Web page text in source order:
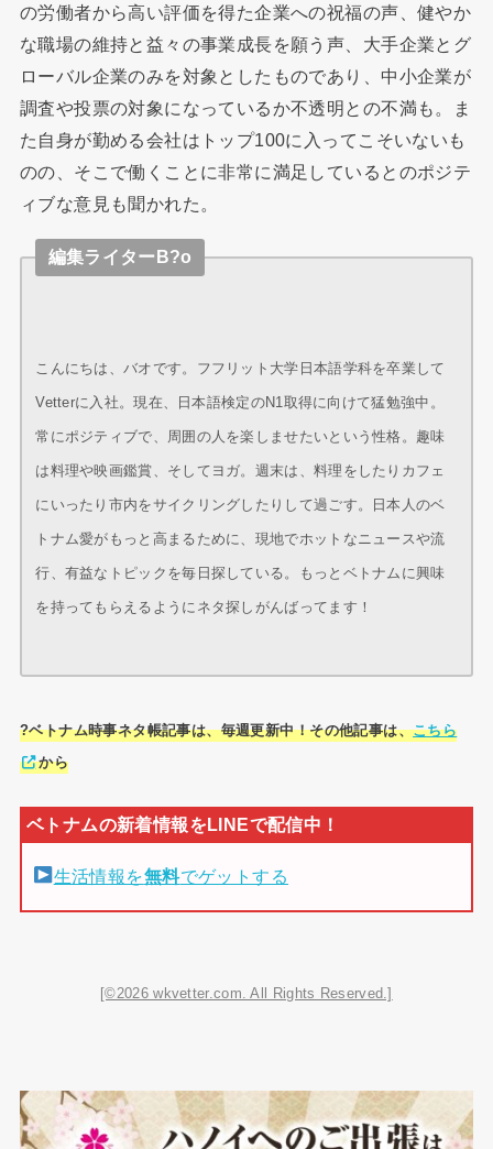
の労働者から高い評価を得た企業への祝福の声、健やか
な職場の維持と益々の事業成長を願う声、大手企業とグ
ローバル企業のみを対象としたものであり、中小企業が
調査や投票の対象になっているか不透明との不満も。ま
た自身が勤める会社はトップ100に入ってこそいないも
のの、そこで働くことに非常に満足しているとのポジテ
ィブな意見も聞かれた。
編集ライターB?o
こんにちは、バオです。フフリット大学日本語学科を卒業して
Vetterに入社。現在、日本語検定のN1取得に向けて猛勉強中。
常にポジティブで、周囲の人を楽しませたいという性格。趣味
は料理や映画鑑賞、そしてヨガ。週末は、料理をしたりカフェ
にいったり市内をサイクリングしたりして過ごす。日本人のベ
トナム愛がもっと高まるために、現地でホットなニュースや流
行、有益なトピックを毎日探している。もっとベトナムに興味
を持ってもらえるようにネタ探しがんばってます！
?ベトナム時事ネタ帳記事は、毎週更新中！その他記事は、こちら
から
生活情報を無料でゲットする
[©2026 wkvetter.com. All Rights Reserved.]